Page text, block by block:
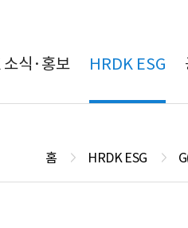
식·홍보 HRDK ESG
홈 HRDK ESG